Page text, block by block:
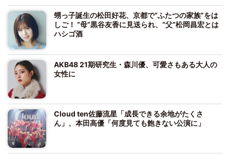
甥っ子誕生の松田好花、京都で“ふたつの家族”をは
しご！ “母”黒谷友香に見送られ、“父”松岡昌宏とは
ハシゴ酒
AKB48 21期研究生・森川優、可愛さもある大人の
女性に
Cloud ten佐藤流星「成長できる余地がたくさ
ん」、本田高優「何度見ても飽きない公演に」